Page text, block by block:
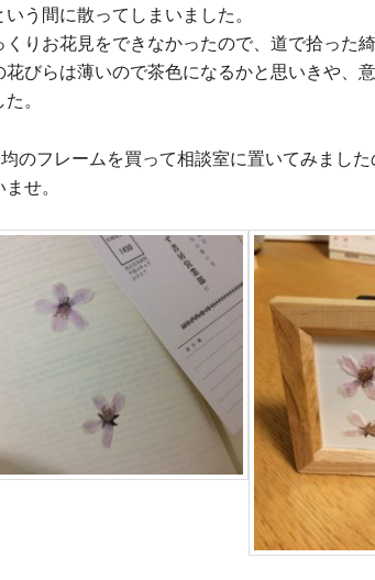
う間に散ってしまいました。
りお花見をできなかったので、道で拾った
花びらは薄いので茶色になるかと思いきや、
。
のフレームを買って相談室に置いてみまし
せ。